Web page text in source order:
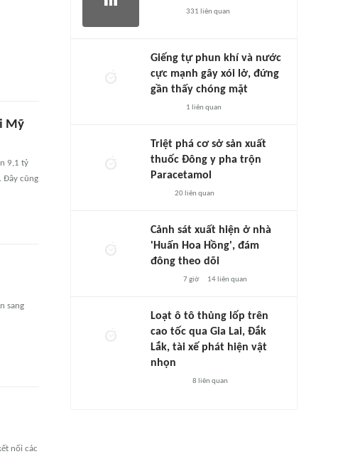
Mỹ
9,1 tỷ
Đây cũng
sang
nối các
331 liên quan
Giếng tự phun khí và nước
cực mạnh gây xói lở, đứng
gần thấy chóng mặt
1 liên quan
Triệt phá cơ sở sản xuất
thuốc Đông y pha trộn
Paracetamol
20liên quan
Cảnh sát xuất hiện ở nhà
'Huấn Hoa Hồng', đám
đông theo dõi
7 giờ 14liên quan
Loạt ô tô thủng lốp trên
cao tốc qua Gia Lai, Đắk
Lắk, tài xế phát hiện vật
nhọn
8 liên quan